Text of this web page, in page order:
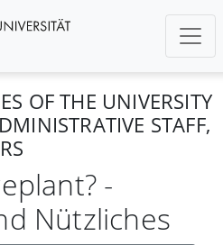
OF THE UNIVERSITY
STAFF,
-
Nützliches